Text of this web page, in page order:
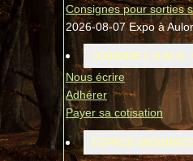
Consignes pour sorties
2026-08-07 Expo à
JOINDRE L'A.M.B.
Nous écrire
Adhérer
Payer sa cotisation
ESPACE